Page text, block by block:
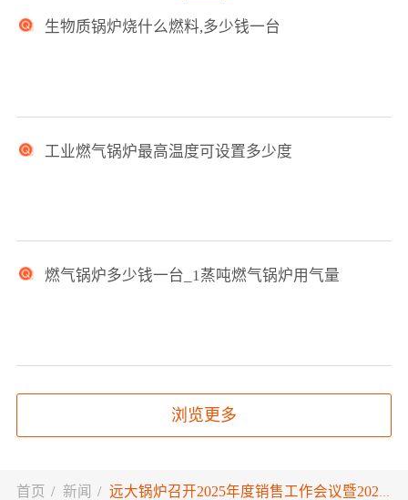
生物质锅炉烧什么燃料,多少钱一台
工业燃气锅炉最高温度可设置多少度
燃气锅炉多少钱一台_1蒸吨燃气锅炉用气量
浏览更多
首页 / 新闻 / 远大锅炉召开2025年度销售工作会议暨2024年度销售工作表彰大会